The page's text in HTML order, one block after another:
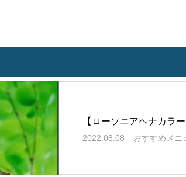
【ローソニアヘナカラ
2022.08.08 おすすめメニ